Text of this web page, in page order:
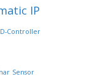
IP
Controller
Sensor